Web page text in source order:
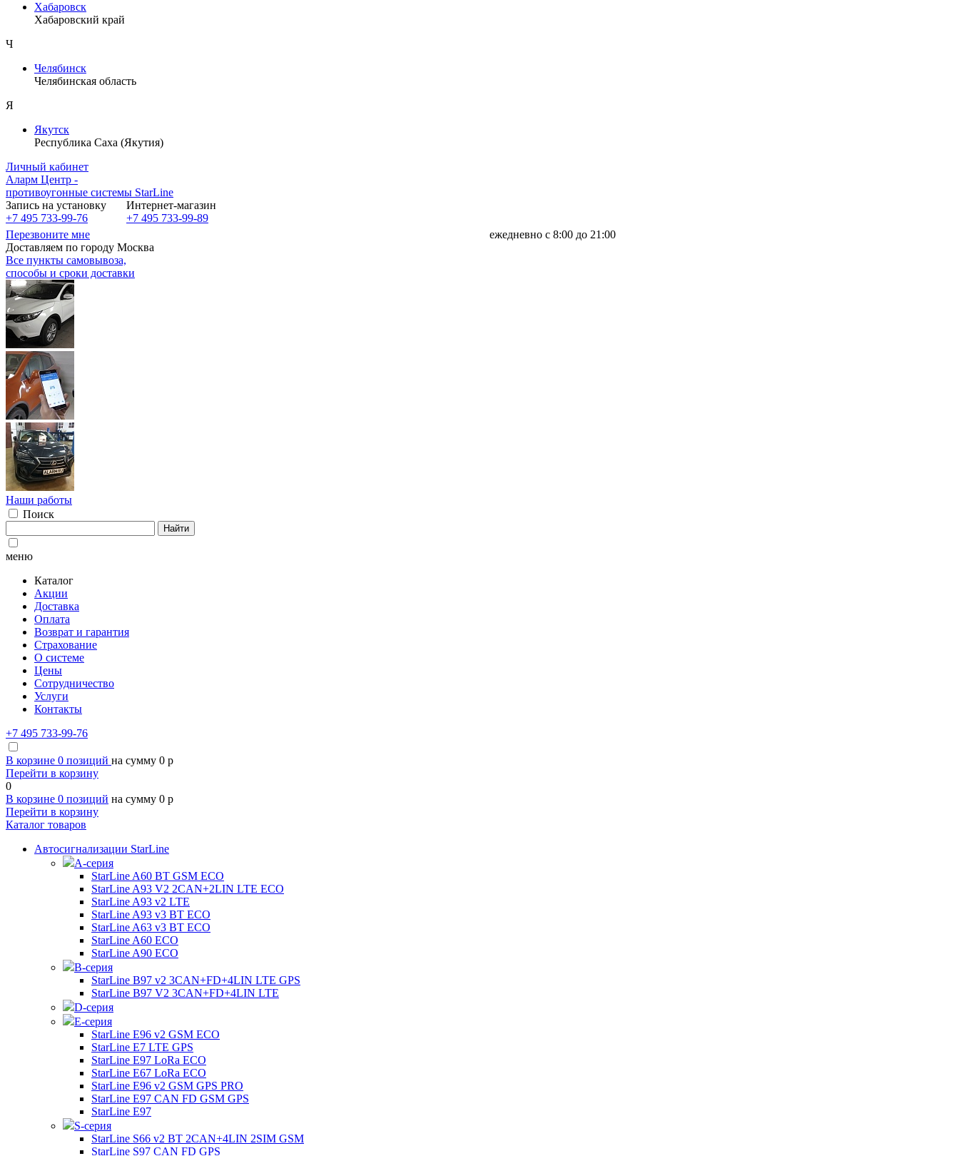
Хабаровск
Хабаровский край
Ч
Челябинск
Челябинская область
Я
Якутск
Республика Саха (Якутия)
Личный кабинет
Аларм Центр -
противоугонные системы StarLine
Запись на установку
+7 495 733-99-76
Интернет-магазин
+7 495 733-99-89
Перезвоните мне
ежедневно с 8:00 до 21:00
Доставляем по городу Москва
Все пункты самовывоза,
способы и сроки доставки
Наши работы
Поиск
Найти
меню
Каталог
Акции
Доставка
Оплата
Возврат и гарантия
Страхование
О системе
Цены
Сотрудничество
Услуги
Контакты
+7 495 733-99-76
В корзине 0 позиций на сумму 0 p
Перейти в корзину
0
В корзине 0 позиций на сумму 0 p
Перейти в корзину
Каталог товаров
Автосигнализации StarLine
А-серия
StarLine A60 BT GSM ECO
StarLine A93 V2 2CAN+2LIN LTE ECO
StarLine A93 v2 LTE
StarLine A93 v3 BT ECO
StarLine A63 v3 BT ECO
StarLine A60 ECO
StarLine A90 ECO
B-серия
StarLine B97 v2 3CAN+FD+4LIN LTE GPS
StarLine B97 V2 3CAN+FD+4LIN LTE
D-серия
E-серия
StarLine E96 v2 GSM ECO
StarLine E7 LTE GPS
StarLine E97 LoRa ECO
StarLine E67 LoRa ECO
StarLine E96 v2 GSM GPS PRO
StarLine E97 CAN FD GSM GPS
StarLine E97
S-серия
StarLine S66 v2 BT 2CAN+4LIN 2SIM GSM
StarLine S97 CAN FD GPS